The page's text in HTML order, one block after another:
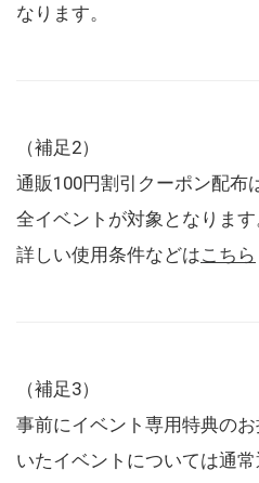
なります。
（補足2）
通販100円割引クーポン配布
全イベントが対象となります
詳しい使用条件などはこちら
（補足3）
事前にイベント専用特典の
いたイベントについては通常